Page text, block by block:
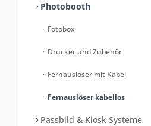
Photobooth
Fotobox
Drucker und Zubehör
Fernauslöser mit Kabel
Fernauslöser kabellos
Passbild & Kiosk Systeme